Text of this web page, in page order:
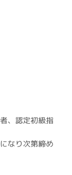
、認定初級指
なり次第締め